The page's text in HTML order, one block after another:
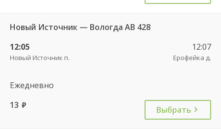
Новый Источник — Вологда АВ 428
12:05
Новый Источник п.
12:07
Ерофейка д.
Ежедневно
13 руб. Выбрать